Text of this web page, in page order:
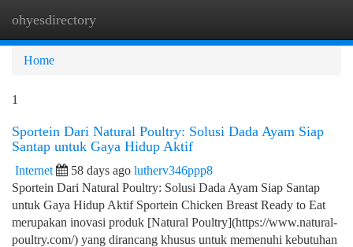
ohyesdirectory
Home
1
Sportein Dari Natural Poultry: Solusi Dada Ayam Siap
Santap untuk Gaya Hidup Aktif
Internet 58 days ago lutherv346ppp8
Sportein Dari Natural Poultry: Solusi Dada Ayam Siap Santap
untuk Gaya Hidup Aktif Sportein Chicken Breast Ready to Eat
merupakan inovasi produk [Natural Poultry](https://www.natural-
poultry.com/) yang dirancang khusus untuk memenuhi kebutuhan